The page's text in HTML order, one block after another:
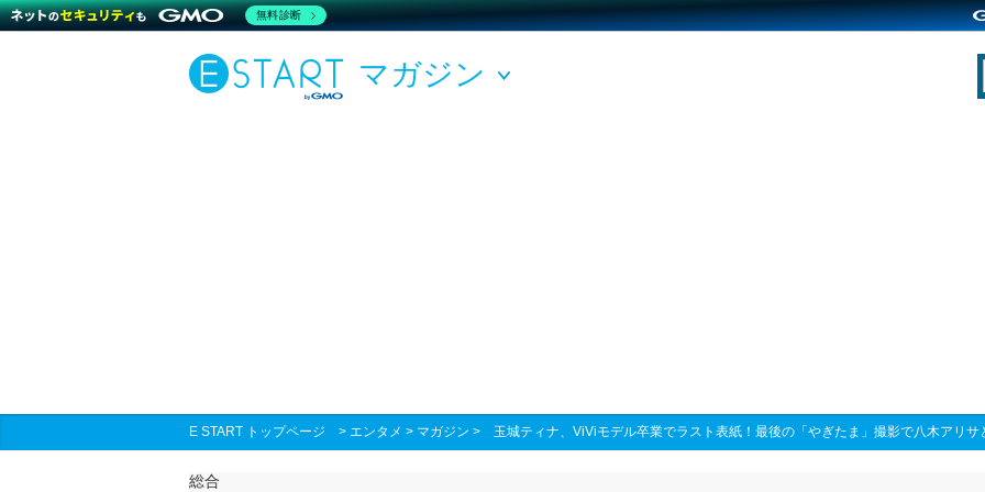
マガジン
E START トップページ > エンタメ > マガジン > 玉城ティナ、ViViモデル卒業でラスト表紙！最後の「やぎたま」撮影で八木アリサ
総合
無料診断